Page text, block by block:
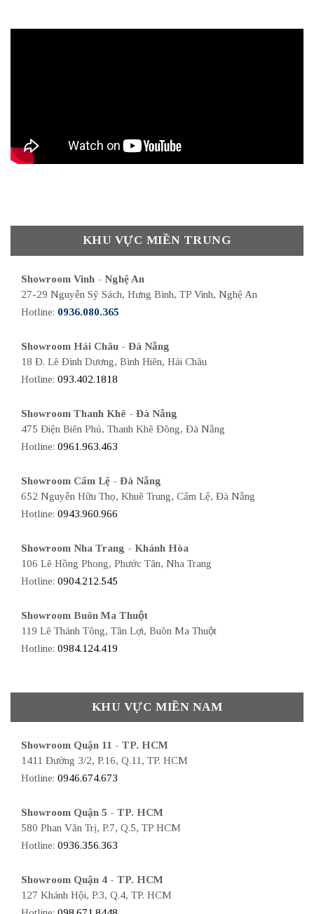
KHU VỰC MIỀN TRUNG
Showroom Vinh - Nghệ An
27-29 Nguyễn Sỹ Sách, Hưng Bình, TP Vinh, Nghệ An
Hotline: 0936.080.365
Showroom Hải Châu - Đà Nẵng
18 Đ. Lê Đình Dương, Bình Hiên, Hải Châu
Hotline: 093.402.1818
Showroom Thanh Khê - Đà Nẵng
475 Điện Biên Phủ, Thanh Khê Đông, Đà Nẵng
Hotline: 0961.963.463
Showroom Cẩm Lệ - Đà Nẵng
652 Nguyễn Hữu Thọ, Khuê Trung, Cẩm Lệ, Đà Nẵng
Hotline: 0943.960.966
Showroom Nha Trang - Khánh Hòa
106 Lê Hồng Phong, Phước Tân, Nha Trang
Hotline: 0904.212.545
Showroom Buôn Ma Thuột
119 Lê Thánh Tông, Tân Lợi, Buôn Ma Thuột
Hotline: 0984.124.419
KHU VỰC MIỀN NAM
Showroom Quận 11 - TP. HCM
1411 Đường 3/2, P.16, Q.11, TP. HCM
Hotline: 0946.674.673
Showroom Quận 5 - TP. HCM
580 Phan Văn Trị, P.7, Q.5, TP HCM
Hotline: 0936.356.363
Showroom Quận 4 - TP. HCM
127 Khánh Hội, P.3, Q.4, TP. HCM